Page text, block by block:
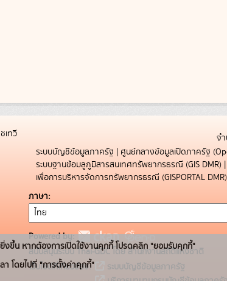
เทวี
จ
ระบบบัญชีข้อมูลภาครัฐ | ศูนย์กลางข้อมูลเปิดภาครัฐ
ระบบฐานข้อมลูภูมิสารสนเทศทรัพยากรธรณี (GIS DMR) |
เพื่อการบริหารจัดการทรัพยากรธรณี (GISPORTAL DMR)
ภาษา
Powered by:
สนับสนุนระบบ Thai-GDC โดย สำนักงานสถิติแห่งชาติ
เว็บไซต์ที่เกี่ยวข้อง:
ระบบบัญชีข้อมูลภาครัฐ
งขึ้น หากต้องการเปิดใช้งานคุกกี้ โปรดคลิก "ยอมรับคุกกี้"
โดยไปที่ "การตั้งค่าคุกกี้"